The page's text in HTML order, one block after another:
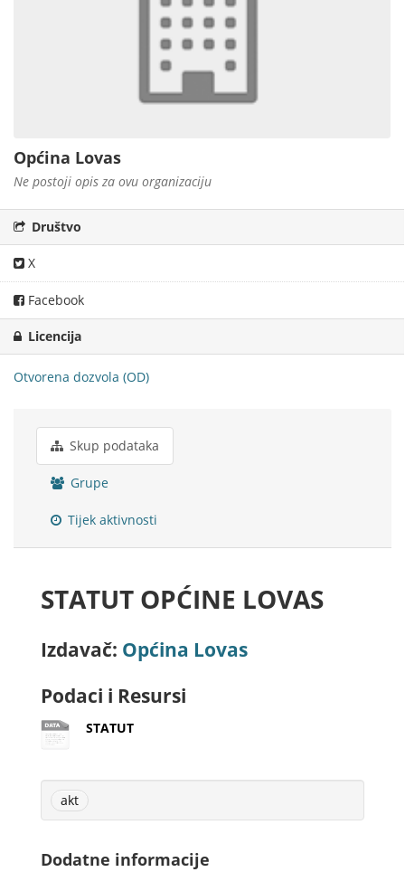
Općina Lovas
Ne postoji opis za ovu organizaciju
Društvo
X
Facebook
Licencija
Otvorena dozvola (OD)
Skup podataka
Grupe
Tijek aktivnosti
STATUT OPĆINE LOVAS
Izdavač: Općina Lovas
Podaci i Resursi
STATUT
akt
Dodatne informacije